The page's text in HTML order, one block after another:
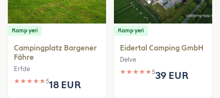
Kamp yeri
Campingplatz Bargener
Fähre
Erfde
★ ★ ★ ★ ★518 EUR
Kamp yeri
Eidertal Camping GmbH
Delve
★ ★ ★ ★ ★539 EUR